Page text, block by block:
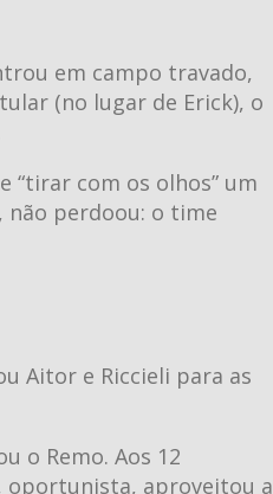
em campo travado,
(no lugar de Erick), o
“tirar com os olhos” um
não perdoou: o time
Aitor e Riccieli para as
o Remo. Aos 12
oportunista, aproveitou a